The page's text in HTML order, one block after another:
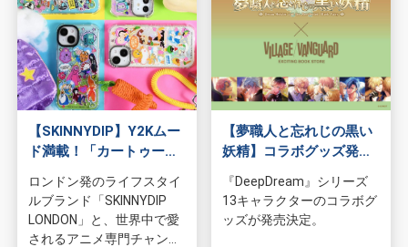
【SKINNYDIP】Y2Kムー
ド満載！「カートゥーン
SKINNYDIP LONDON」
コレクションがヴィレヴ
ァンオンラインに登場！
ロンドン発のライフスタイ
ルブランド「SKINNYDIP
LONDON」と、世界中で愛
されるアニメ専門チャンネ
【夢職人と忘れじの黒い
妖精】コラボグッズ発売
決定
『DeepDream』シリーズ
13キャラクターのコラボグ
ッズが発売決定。